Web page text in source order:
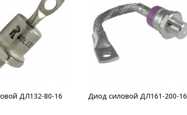
ДЛ132-80-16 Диод силовой ДЛ161-200-16